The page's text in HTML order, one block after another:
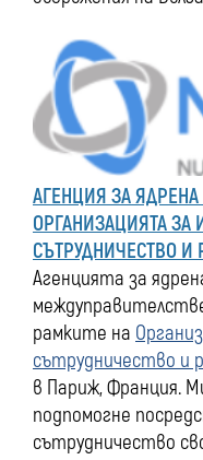
АГЕНЦИЯ ЗА
ОРГАНИЗАЦИЯТА
СЪТРУДНИЧЕСТВО И
Агенцията за
рамките на
сътрудничество и
в Париж, Франция.
подпомогне
сътрудничество